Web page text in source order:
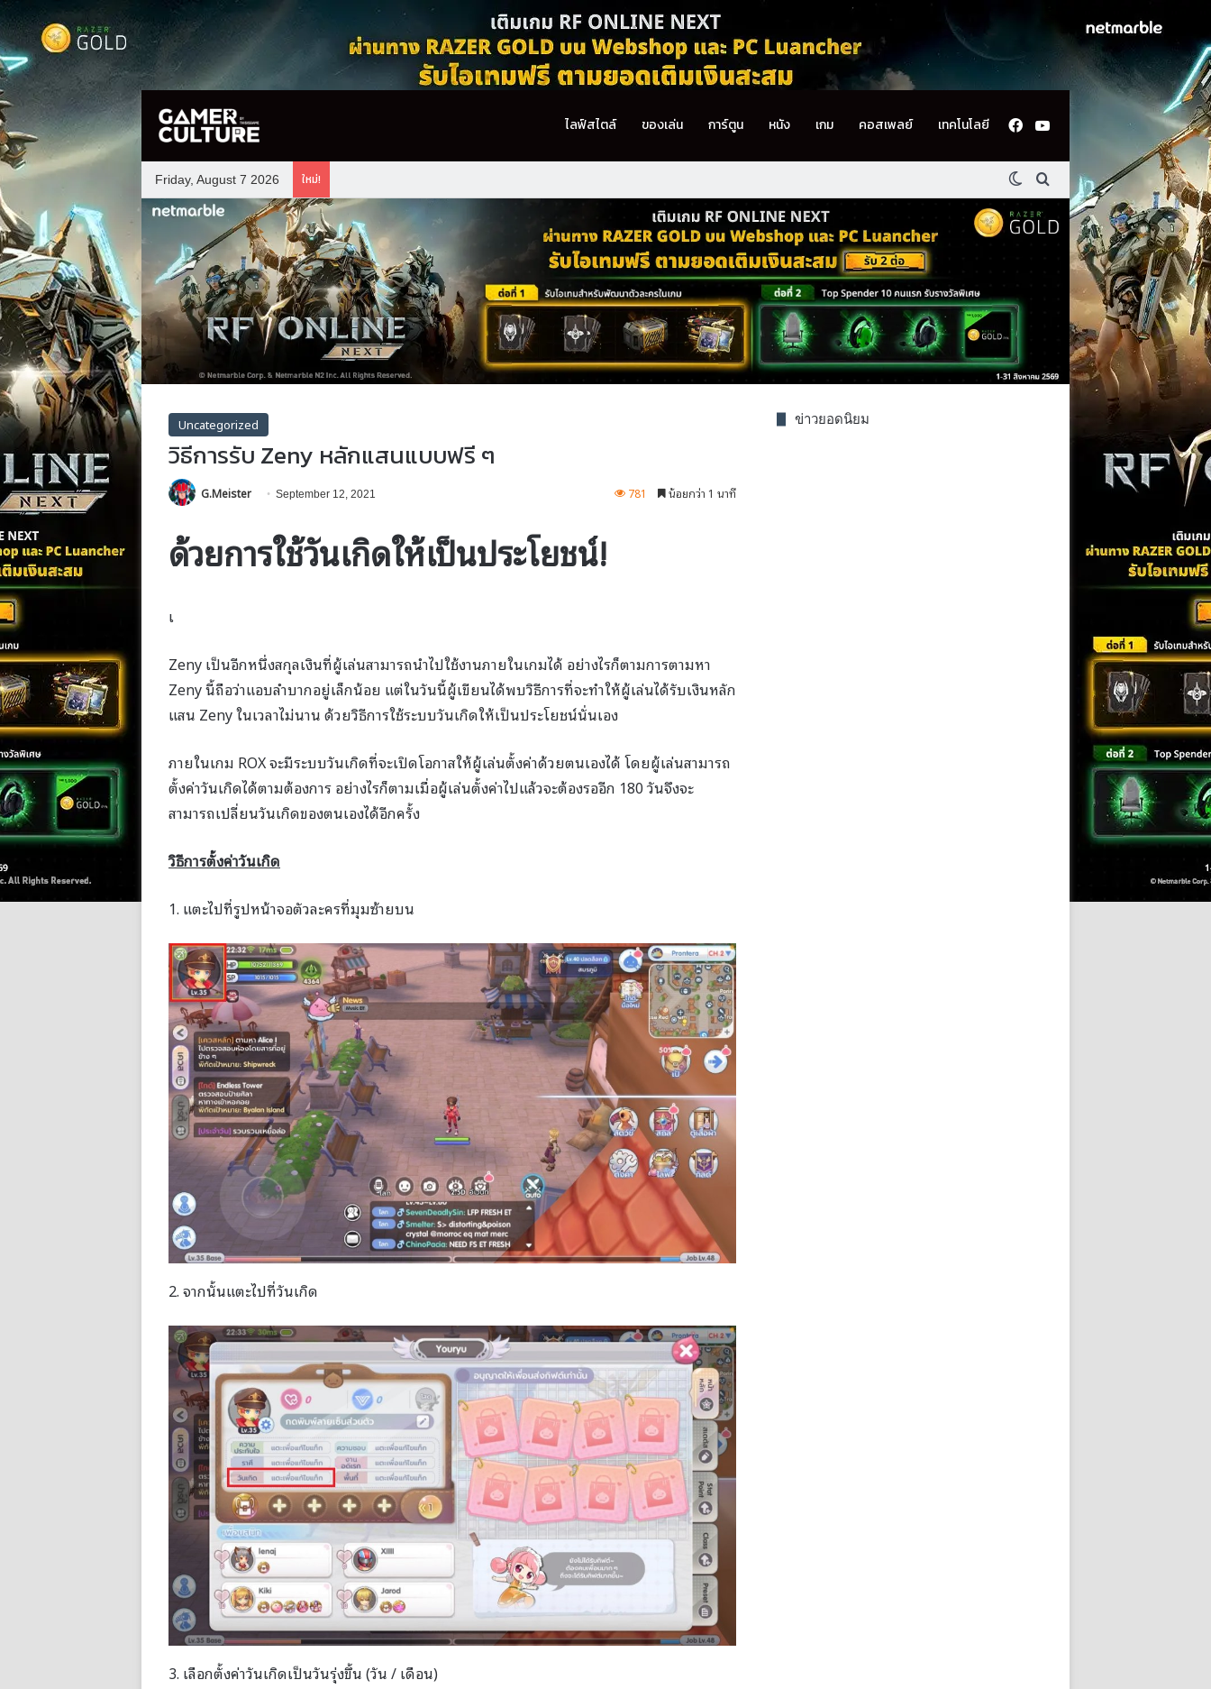
ไลฟ์สไตล์ ของเล่น การ์ตูน หนัง เกม คอสเพลย์ เทคโนโลยี Facebook
YouTube
Friday, August 7 2026 ใหม่! Switch skin
ค้นหา
Uncategorized
วิธีการรับ Zeny หลักแสนแบบฟรี ๆ
G.Meister September 12, 2021 781 น้อยกว่า 1 นาที
ด้วยการใช้วันเกิดให้เป็นประโยชน์!
เ
Zeny เป็นอีกหนึ่งสกุลเงินที่ผู้เล่นสามารถนำไปใช้งานภายในเกมได้ อย่างไรก็ตามการตามหา
Zeny นี้ถือว่าแอบลำบากอยู่เล็กน้อย แต่ในวันนี้ผู้เขียนได้พบวิธีการที่จะทำให้ผู้เล่นได้รับเงินหลัก
แสน Zeny ในเวลาไม่นาน ด้วยวิธีการใช้ระบบวันเกิดให้เป็นประโยชน์นั่นเอง
ภายในเกม ROX จะมีระบบวันเกิดที่จะเปิดโอกาสให้ผู้เล่นตั้งค่าด้วยตนเองได้ โดยผู้เล่นสามารถ
ตั้งค่าวันเกิดได้ตามต้องการ อย่างไรก็ตามเมื่อผู้เล่นตั้งค่าไปแล้วจะต้องรออีก 180 วันจึงจะ
สามารถเปลี่ยนวันเกิดของตนเองได้อีกครั้ง
วิธีการตั้งค่าวันเกิด
1. แตะไปที่รูปหน้าจอตัวละครที่มุมซ้ายบน
2. จากนั้นแตะไปที่วันเกิด
3. เลือกตั้งค่าวันเกิดเป็นวันรุ่งขึ้น (วัน / เดือน)
ข่าวยอดนิยม